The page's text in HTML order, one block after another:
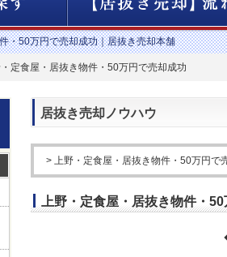
・50万円で売却成功｜居抜き売却本舗
定食屋・居抜き物件・50万円で売却成功
居抜き売却ノウハウ
> 上野・定食屋・居抜き物件・50万円で
上野・定食屋・居抜き物件・